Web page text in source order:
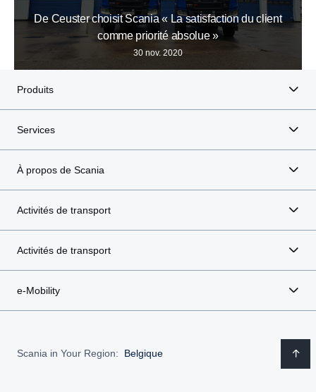
De Ceuster choisit Scania « La satisfaction du client
comme priorité absolue »
30 nov. 2020
Produits
Services
À propos de Scania
Activités de transport
Activités de transport
e-Mobility
Scania in Your Region: Belgique